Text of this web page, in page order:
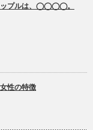
ップルは、◯◯◯◯。
性の特徴